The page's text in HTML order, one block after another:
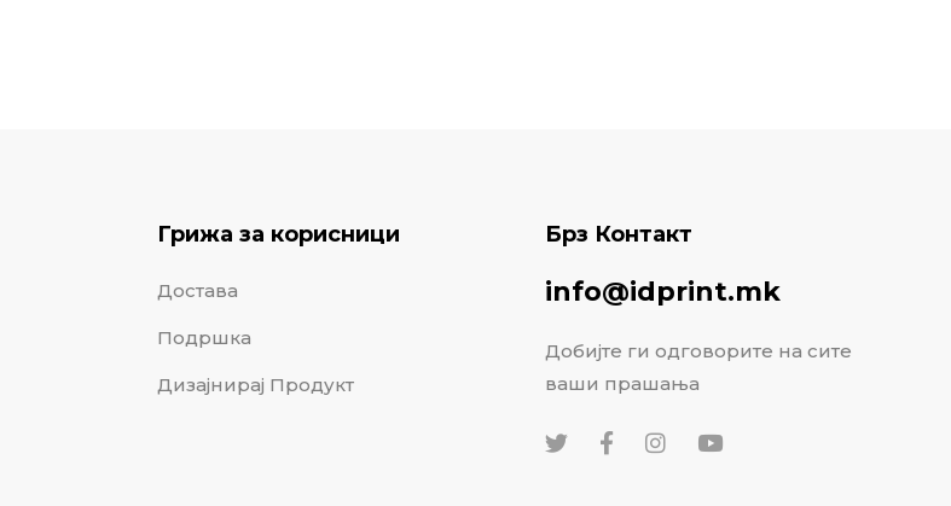
Грижа за корисници
Достава
Подршка
Дизајнирај Продукт
Брз Контакт
info@idprint.mk
Добијте ги одговорите на сите
ваши прашања